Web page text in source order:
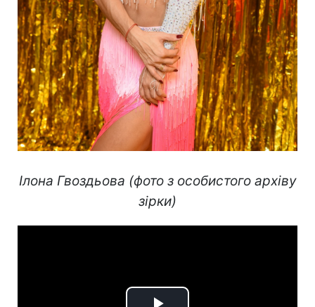
Ілона Гвоздьова (фото з особистого архіву
зірки)